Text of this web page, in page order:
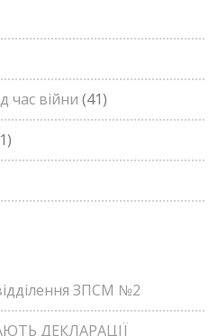
час війни (41)
ЗПСМ №2
ДЕКЛАРАЦІЇ